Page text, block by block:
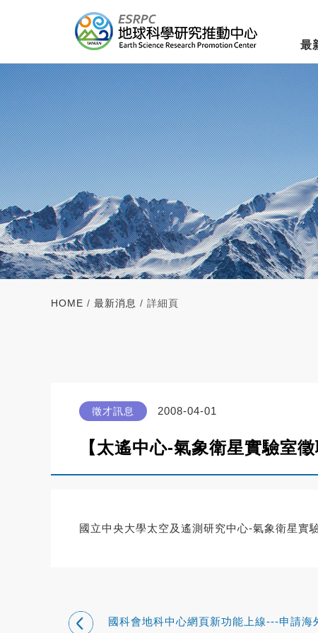
最
HOME / 最新消息 / 詳細頁
徵才訊息 2008-04-01
【太遙中心-氣象衛星實驗室
國立中央大學太空及遙測研究中心-氣象衛星實
國科會地科中心網頁新功能上線---申請海